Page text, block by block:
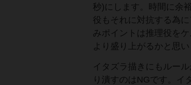
秒)にします。時間に余
役もそれに対抗する為
みポイントは推理役を
より盛り上がるかと思い
イタズラ描きにもルー
り潰すのはNGです。イ